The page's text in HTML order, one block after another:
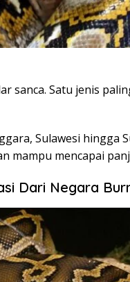
sanca. Satu jenis
Sulawesi hingga
mampu mencapai
Dari Negara